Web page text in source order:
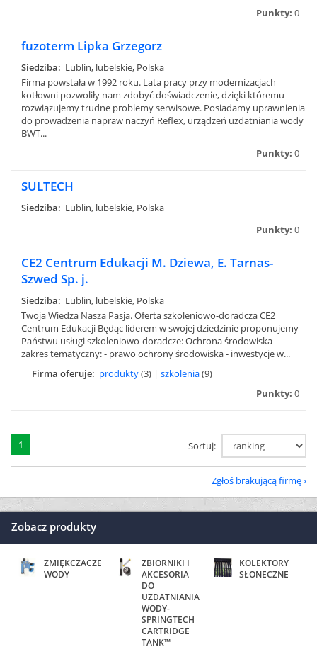
Punkty: 0
fuzoterm Lipka Grzegorz
Siedziba: Lublin, lubelskie, Polska
Firma powstała w 1992 roku. Lata pracy przy modernizacjach
kotłowni pozwoliły nam zdobyć doświadczenie, dzięki któremu
rozwiązujemy trudne problemy serwisowe. Posiadamy uprawnienia
do prowadzenia napraw naczyń Reflex, urządzeń uzdatniania wody
BWT...
Punkty: 0
SULTECH
Siedziba: Lublin, lubelskie, Polska
Punkty: 0
CE2 Centrum Edukacji M. Dziewa, E. Tarnas-
Szwed Sp. j.
Siedziba: Lublin, lubelskie, Polska
Twoja Wiedza Nasza Pasja. Oferta szkoleniowo-doradcza CE2
Centrum Edukacji Będąc liderem w swojej dziedzinie proponujemy
Państwu usługi szkoleniowo-doradcze: Ochrona środowiska –
zakres tematyczny: - prawo ochrony środowiska - inwestycje w...
Firma oferuje: produkty(3) | szkolenia(9)
Punkty: 0
1 Sortuj:
Zgłoś brakującą firmę
Zobacz produkty
ZMIĘKCZACZE
WODY
ZBIORNIKI I
AKCESORIA
DO
UZDATNIANIA
WODY-
SPRINGTECH
CARTRIDGE
TANK™
KOLEKTORY
SŁONECZNE